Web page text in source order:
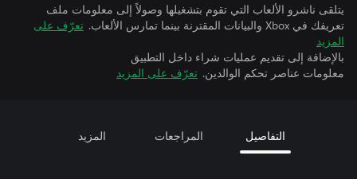
يتلقى ناشرو الألعاب التي تقوم بتشغيلها وصولاً إلى معلومات ملف
تعريفك في Xbox والبيانات المقترنة بينما تمارس الألعاب.
تعرّف على
المزيد
بالإضافة إلى تقديم عمليات شراء داخل التطبيق
معلومات عناصر تحكم الوالدين. تعرّف على المزيد
التفاصيل المراجعات المزيد